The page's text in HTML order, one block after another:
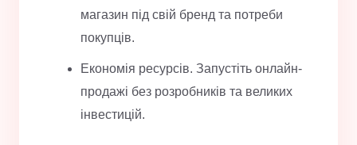
магазин під свій бренд та потреби
покупців.
Економія ресурсів. Запустіть онлайн-
продажі без розробників та великих
інвестицій.